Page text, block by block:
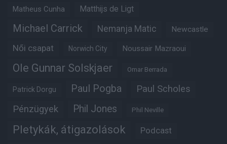
Matheus Cunha Matthijs de Ligt
Michael Carrick Nemanja Matic Newcastle
Női csapat Norwich City Noussair Mazraoui
Ole Gunnar Solskjaer Omar Berrada
Patrick Dorgu Paul Pogba Paul Scholes
Pénzügyek Phil Jones Phil Neville
Pletykák, átigazolások Podcast